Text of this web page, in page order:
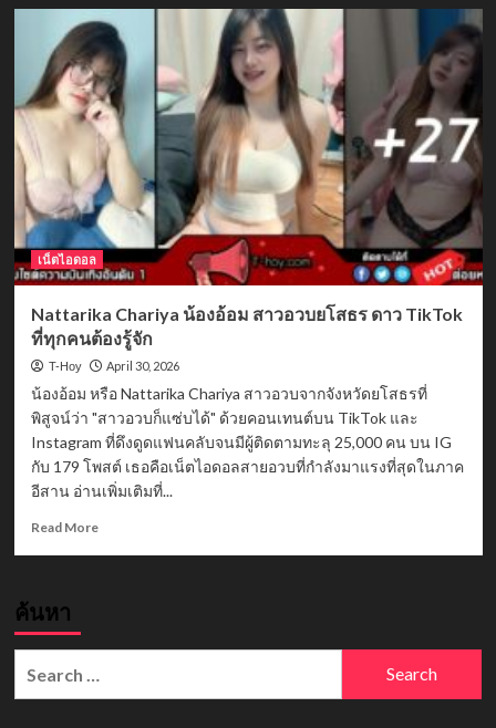
เน็ตไอดอล
Nattarika Chariya น้องอ้อม สาวอวบยโสธร ดาว TikTok
ที่ทุกคนต้องรู้จัก
T-Hoy April 30, 2026
น้องอ้อม หรือ Nattarika Chariya สาวอวบจากจังหวัดยโสธรที่
พิสูจน์ว่า "สาวอวบก็แซ่บได้" ด้วยคอนเทนต์บน TikTok และ
Instagram ที่ดึงดูดแฟนคลับจนมีผู้ติดตามทะลุ 25,000 คน บน IG
กับ 179 โพสต์ เธอคือเน็ตไอดอลสายอวบที่กำลังมาแรงที่สุดในภาค
อีสาน อ่านเพิ่มเติมที่...
Read MoreRead
อ้อม
ค้นหา